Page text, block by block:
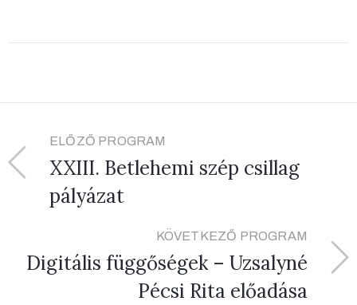
ELŐZŐ PROGRAM
XXIII. Betlehemi szép csillag
pályázat
KÖVETKEZŐ PROGRAM
Digitális függőségek – Uzsalyné
Pécsi Rita előadása